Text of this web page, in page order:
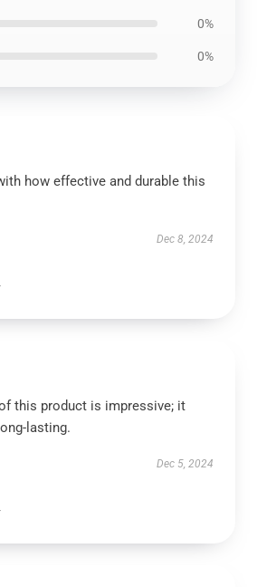
0%
0%
how effective and durable this
Dec 8, 2024
this product is impressive; it
lasting.
Dec 5, 2024